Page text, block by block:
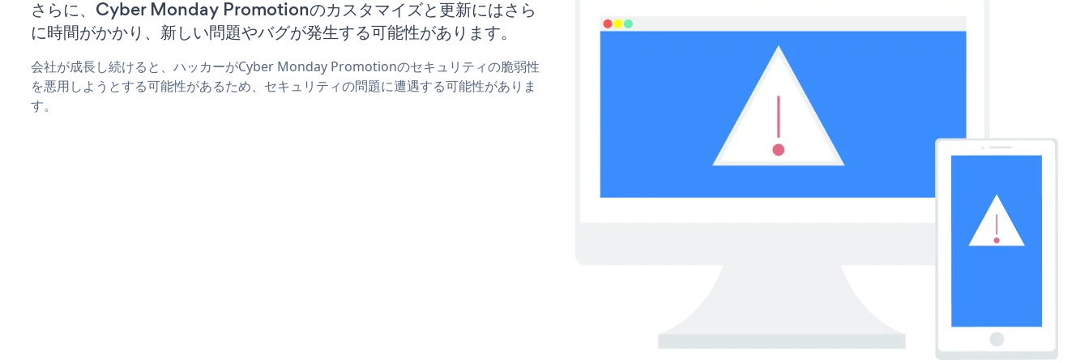
さらに、Cyber Monday Promotionのカスタマイズと更新にはさら
に時間がかかり、新しい問題やバグが発生する可能性があります。
会社が成長し続けると、ハッカーがCyber Monday Promotionのセキュリティの脆弱性
を悪用しようとする可能性があるため、セキュリティの問題に遭遇する可能性がありま
す。